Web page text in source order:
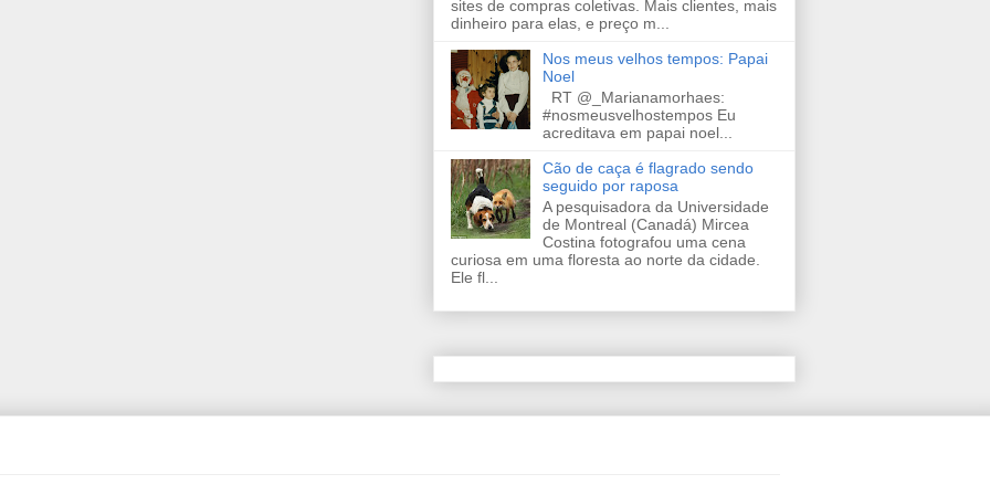
sites de compras coletivas. Mais clientes, mais
dinheiro para elas, e preço m...
Nos meus velhos tempos: Papai
Noel
RT @_Marianamorhaes:
#nosmeusvelhostempos Eu
acreditava em papai noel...
Cão de caça é flagrado sendo
seguido por raposa
A pesquisadora da Universidade
de Montreal (Canadá) Mircea
Costina fotografou uma cena
curiosa em uma floresta ao norte da cidade.
Ele fl...